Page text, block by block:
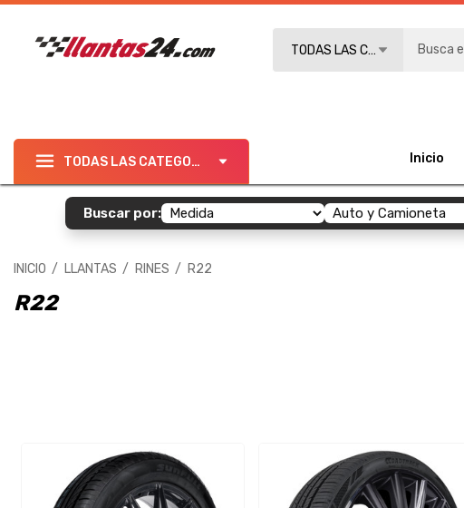
TODAS LAS CATEGORÍAS
TODAS LAS CATEGORÍAS Inicio
Buscar por:
INICIO LLANTAS RINES R22
R22